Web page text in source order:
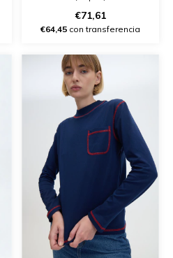
€71,61
€64,45 con transferencia